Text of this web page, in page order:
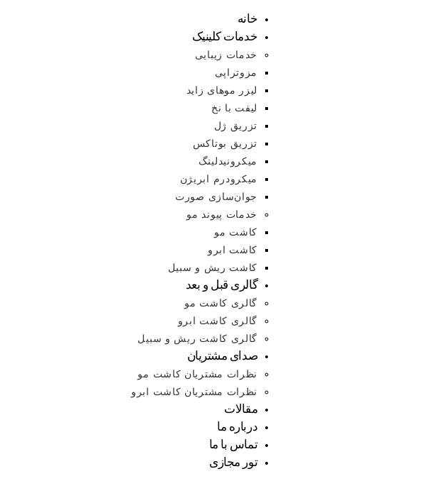
خانه
خدمات کلینیک
خدمات زیبایی
مزوتراپی
لیزر موهای زاید
لیفت با نخ
تزریق ژل
تزریق بوتاکس
میکرونیدلینگ
میکرودرم ابریژن
جوان‌سازی صورت
خدمات پیوند مو
کاشت مو
کاشت ابرو
کاشت ریش و سبیل
گالری قبل و بعد
گالری کاشت مو
گالری کاشت ابرو
گالری کاشت ریش و سبیل
صدای مشتریان
نظرات مشتریان کاشت مو
نظرات مشتریان کاشت ابرو
مقالات
درباره ما
تماس با ما
تور مجازی